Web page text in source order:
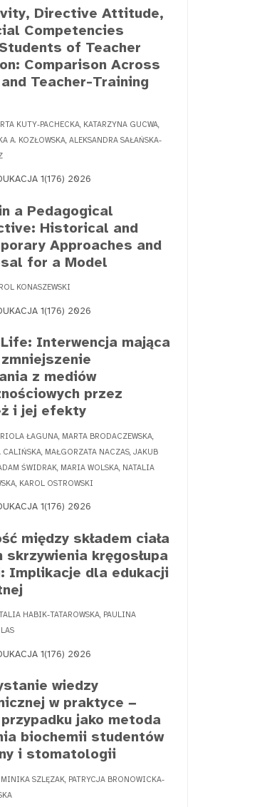
Directive Attitude,
Competencies
of Teacher
Comparison Across
Teacher-Training
KUTY-PACHECKA, KATARZYNA GUCWA,
A. KOZŁOWSKA, ALEKSANDRA SAŁAŃSKA-
1(176) 2026
a Pedagogical
Historical and
Approaches and
for a Model
KONASZEWSKI
1(176) 2026
Interwencja mająca
z mediów
przez
i jej efekty
ŁAGUNA, MARTA BRODACZEWSKA,
CALIŃSKA, MAŁGORZATA NACZAS, JAKUB
ŚWIDRAK, MARIA WOLSKA, NATALIA
KAROL OSTROWSKI
1(176) 2026
między składem ciała
skrzywienia kręgosłupa
Implikacje dla edukacji
HABIK-TATAROWSKA, PAULINA
1(176) 2026
wiedzy
w praktyce −
jako metoda
biochemii studentów
i stomatologii
SZLĘZAK, PATRYCJA BRONOWICKA-